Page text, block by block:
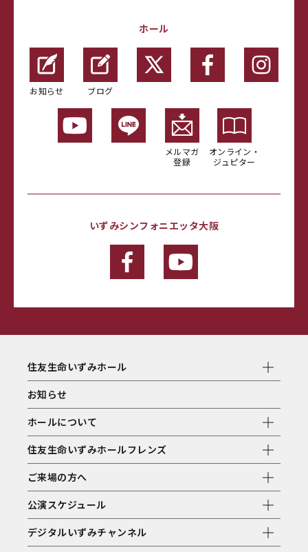
ホール
お知らせ ブログ
メルマガ
登録
オンライン・
ジュピター
いずみシンフォニエッタ大阪
住友生命いずみホール
お知らせ
ホールについて
住友生命いずみホールフレンズ
ご来場の方へ
公演スケジュール
デジタルいずみチャンネル